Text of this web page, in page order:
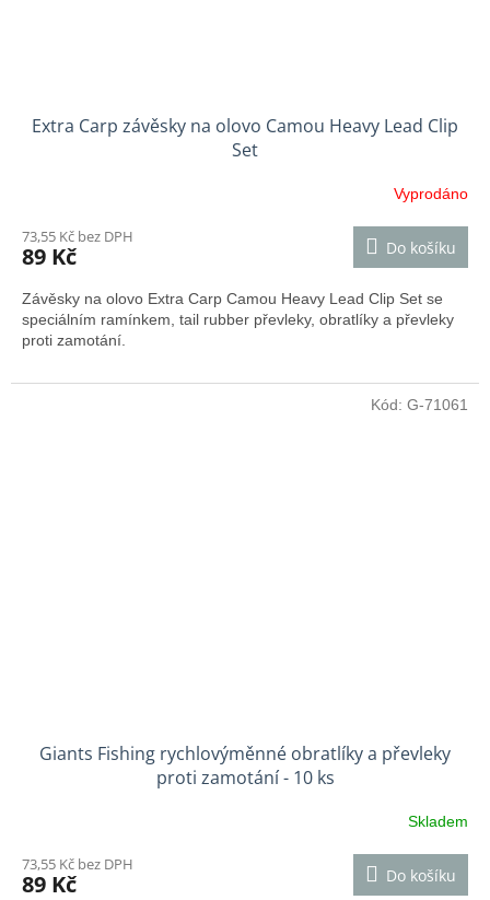
Extra Carp závěsky na olovo Camou Heavy Lead Clip
Set
Vyprodáno
73,55 Kč bez DPH
89 Kč Do košíku
Závěsky na olovo Extra Carp Camou Heavy Lead Clip Set se
speciálním ramínkem, tail rubber převleky, obratlíky a převleky
proti zamotání.
Giants Fishing rychlovýměnné obratlíky a převleky
proti zamotání - 10 ks
Skladem
73,55 Kč bez DPH
89 Kč Do košíku
Kód: G-71061